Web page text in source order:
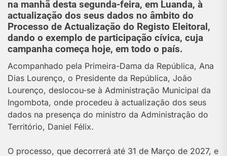
na manhã desta segunda-feira, em Luanda, à
actualização dos seus dados no âmbito do
Processo de Actualização do Registo Eleitoral,
dando o exemplo de participação cívica, cuja
campanha começa hoje, em todo o país.
Acompanhado pela Primeira-Dama da República, Ana
Dias Lourenço, o Presidente da República, João
Lourenço, deslocou-se à Administração Municipal da
Ingombota, onde procedeu à actualização dos seus
dados na presença do ministro da Administração do
Território, Daniel Félix.
O processo, que decorrerá até 31 de Março de 2027, e